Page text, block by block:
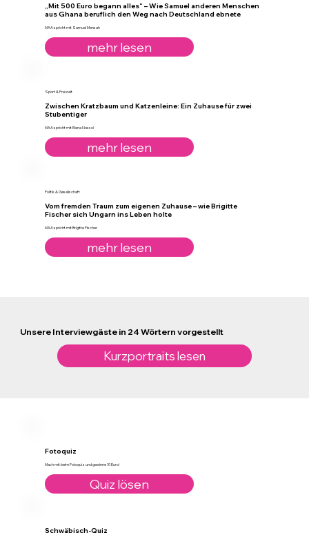
„Mit 500 Euro begann alles“ – Wie Samuel anderen Menschen
aus Ghana beruflich den Weg nach Deutschland ebnete
mehr lesen
MAA spricht mit Samuel Mensah
Sport & Freizeit
Zwischen Kratzbaum und Katzenleine: Ein Zuhause für zwei
Stubentiger
mehr lesen
MAA spricht mit Elena Nossol
Politik & Gesellschaft
Vom fremden Traum zum eigenen Zuhause – wie Brigitte
Fischer sich Ungarn ins Leben holte
mehr lesen
MAA spricht mit Brigitte Fischer
Unsere Interviewgäste in 24 Wörtern vorgestellt
Kurzportraits lesen
Fotoquiz
Mach mit beim Fotoquiz und gewinne 10 Euro!
Quiz lösen
Schwäbisch-Quiz